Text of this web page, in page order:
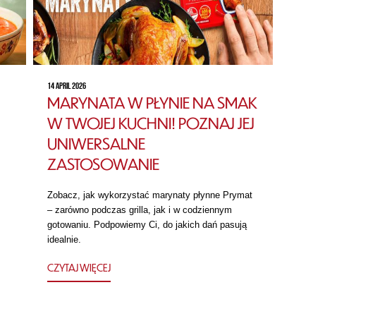
14 APRIL 2026
MARYNATA W PŁYNIE NA SMAK
W TWOJEJ KUCHNI! POZNAJ JEJ
UNIWERSALNE
ZASTOSOWANIE
Zobacz, jak wykorzystać marynaty płynne Prymat
– zarówno podczas grilla, jak i w codziennym
gotowaniu. Podpowiemy Ci, do jakich dań pasują
idealnie.
CZYTAJ WIĘCEJ